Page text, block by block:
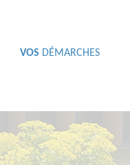
VOS DÉMARCHES